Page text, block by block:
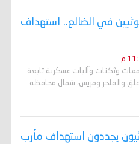
في الضالع.. استهداف
وثكنات وآليات عسكرية تابعة
والفاخر ومريس، شمال محافظة
يجددون استهداف مأرب